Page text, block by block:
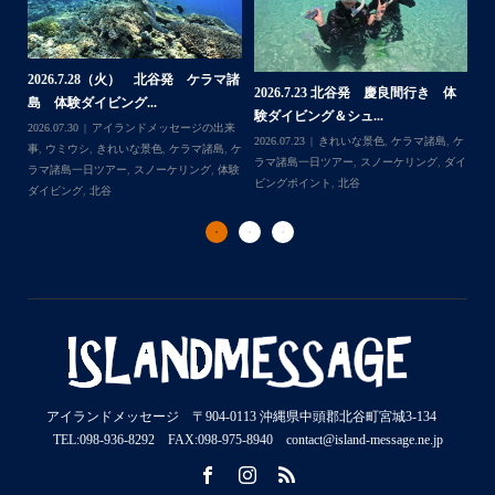
Follow on Instagram
火） 北谷発 ケラマ諸
ング...
イランドメッセージの出来
れいな景色,ケラマ諸島,ケ
,スノーケリング,体験
2026.7.23 北谷発 慶良間行き 体
験ダイビング＆シュ...
2026.07.23 きれいな景色,ケラマ諸島,ケ
ラマ諸島一日ツアー
,スノーケリング,ダイ
北谷
島 体験ダイビン
事
,ウミガメ,きれいな
ラマ諸島一日ツアー
アイランドメッセージ 〒904-0113 沖縄県中頭郡北谷町宮城3-134
TEL:098-936-8292 FAX:098-975-8940 contact@island-message.ne.jp